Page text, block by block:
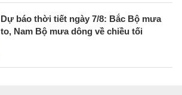
Dự báo thời tiết ngày 7/8: Bắc Bộ mưa
to, Nam Bộ mưa dông về chiều tối